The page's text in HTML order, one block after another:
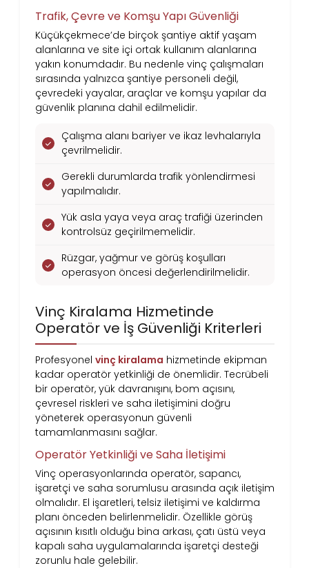
Trafik, Çevre ve Komşu Yapı Güvenliği
Küçükçekmece’de birçok şantiye aktif yaşam
alanlarına ve site içi ortak kullanım alanlarına
yakın konumdadır. Bu nedenle vinç çalışmaları
sırasında yalnızca şantiye personeli değil,
çevredeki yayalar, araçlar ve komşu yapılar da
güvenlik planına dahil edilmelidir.
Çalışma alanı bariyer ve ikaz levhalarıyla
çevrilmelidir.
Gerekli durumlarda trafik yönlendirmesi
yapılmalıdır.
Yük asla yaya veya araç trafiği üzerinden
kontrolsüz geçirilmemelidir.
Rüzgar, yağmur ve görüş koşulları
operasyon öncesi değerlendirilmelidir.
Vinç Kiralama Hizmetinde
Operatör ve İş Güvenliği Kriterleri
Profesyonel vinç kiralama hizmetinde ekipman
kadar operatör yetkinliği de önemlidir. Tecrübeli
bir operatör, yük davranışını, bom açısını,
çevresel riskleri ve saha iletişimini doğru
yöneterek operasyonun güvenli
tamamlanmasını sağlar.
Operatör Yetkinliği ve Saha İletişimi
Vinç operasyonlarında operatör, sapancı,
işaretçi ve saha sorumlusu arasında açık iletişim
olmalıdır. El işaretleri, telsiz iletişimi ve kaldırma
planı önceden belirlenmelidir. Özellikle görüş
açısının kısıtlı olduğu bina arkası, çatı üstü veya
kapalı saha uygulamalarında işaretçi desteği
zorunlu hale gelebilir.